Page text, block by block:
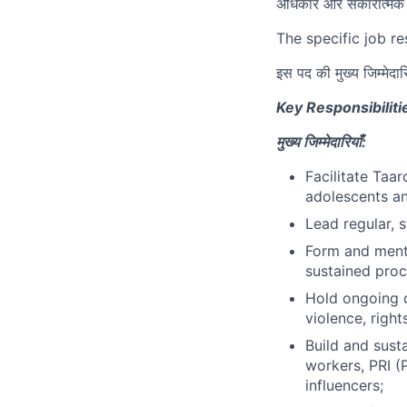
अधिकार और
The specific job
इस पद की मुख्य
Key
मुख्य जिम्मेदारियाँ:
Facilitate
adolescents
Lead regular,
Form and
sustained
Hold ongoing
violence,
Build and
workers, PRI
influencers;